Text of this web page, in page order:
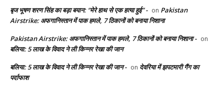
बृज भूषण शरण सिंह का बड़ा बयान: “मेरे हाथ से एक हत्या हुई” - on Pakistan
Airstrike: अफगानिस्तान में पाक हमले, 7 ठिकानों को बनाया निशाना
Pakistan Airstrike: अफगानिस्तान में पाक हमले, 7 ठिकानों को बनाया निशाना - on
बलिया: 5 लाख के विवाद ने ली किन्नर रेखा की जान
बलिया: 5 लाख के विवाद ने ली किन्नर रेखा की जान - on देवरिया में झपटमारी गैंग का
पर्दाफाश